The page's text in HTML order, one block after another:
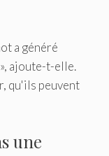
a généré
ajoute-t-elle.
qu'ils peuvent
une